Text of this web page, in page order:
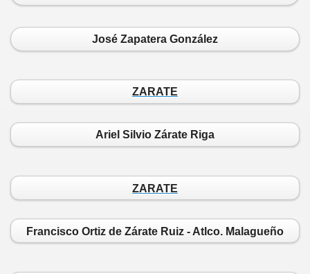
José Zapatera González
ZARATE
Ariel Silvio Zárate Riga
ZARATE
Francisco Ortiz de Zárate Ruiz - Atlco. Malagueño